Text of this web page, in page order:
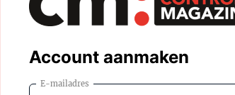
Account aanmaken
E-mailadres